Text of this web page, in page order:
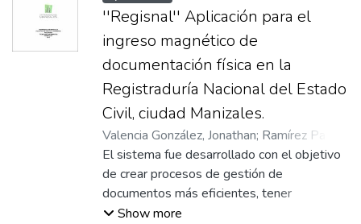
ejecutando de manera correcta, con
posibilidad de estar informando en todo
momento la situación de la mercancía. Este
desarrollo está pensado para aquellas
empresas que realicen movimientos de
mercancía dentro o fuera del país, y que
requieran que todo el tramite logístico
quede debidamente documentado, ya sea
con la inclusión de planillas, ordenes de
despacho, recibos ó imágenes que apoyen
el control del proceso.
''Regisnal'' Aplicación para el
ingreso magnético de
documentación física en la
Registraduría Nacional del Estado
Civil, ciudad Manizales.
Valencia González, Jonathan; Ramírez Parra,
Érika
El sistema fue desarrollado con el objetivo
de crear procesos de gestión de
documentos más eficientes, tener
información personal y en el caso del
Show more